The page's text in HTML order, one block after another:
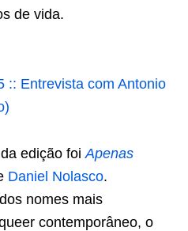
de vida.
:: Entrevista com Antonio
edição foi Apenas
Daniel Nolasco.
nomes mais
contemporâneo, o